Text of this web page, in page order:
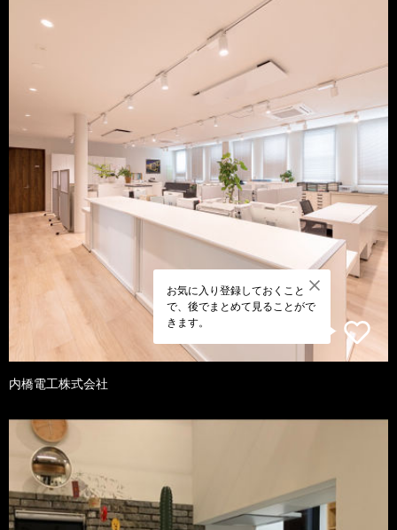
お気に入り登録しておくこと
で、後でまとめて見ることがで
きます。
内橋電工株式会社